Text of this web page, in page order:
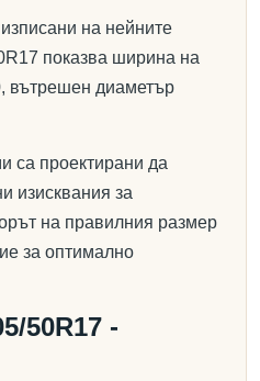
на нейните
показва ширина на
вътрешен диаметър
са проектирани да
изисквания за
на правилния размер
за оптимално
50R17 -